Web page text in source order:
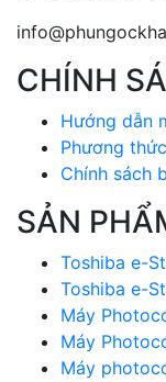
CHÍNH
Hướng dẫn
Phương
Chính sách
SẢN
Toshiba e-
Toshiba e-
Máy
Máy
Máy